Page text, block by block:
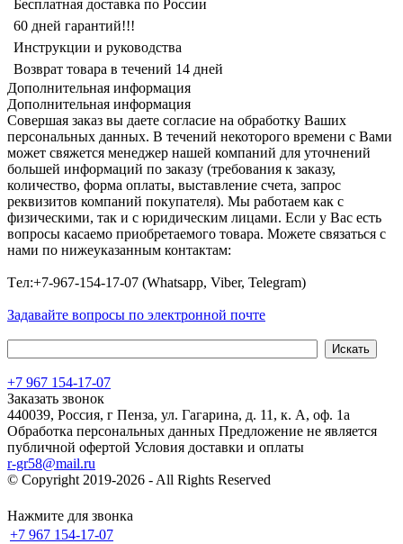
Бесплатная доставка по России
60 дней гарантий!!!
Инструкции и руководства
Возврат товара в течений 14 дней
Дополнительная информация
Дополнительная информация
Совершая заказ вы даете согласие на обработку Ваших
персональных данных. В течений некоторого времени с Вами
может свяжется менеджер нашей компаний для уточнений
большей информаций по заказу (требования к заказу,
количество, форма оплаты, выставление счета, запрос
реквизитов компаний покупателя). Мы работаем как с
физическими, так и с юридическим лицами. Если у Вас есть
вопросы касаемо приобретаемого товара. Можете связаться с
нами по нижеуказанным контактам:
Tел:+7-967-154-17-07 (Whatsapp, Viber, Telegram)
Задавайте вопросы по электронной почте
+7 967 154-17-07
Заказать звонок
440039, Россия, г Пенза, ул. Гагарина, д. 11, к. А, оф. 1а
Обработка персональных данных Предложение не является
публичной офертой Условия доставки и оплаты
r-gr58@mail.ru
© Copyright 2019-2026 - All Rights Reserved
Нажмите для звонка
+7 967 154-17-07